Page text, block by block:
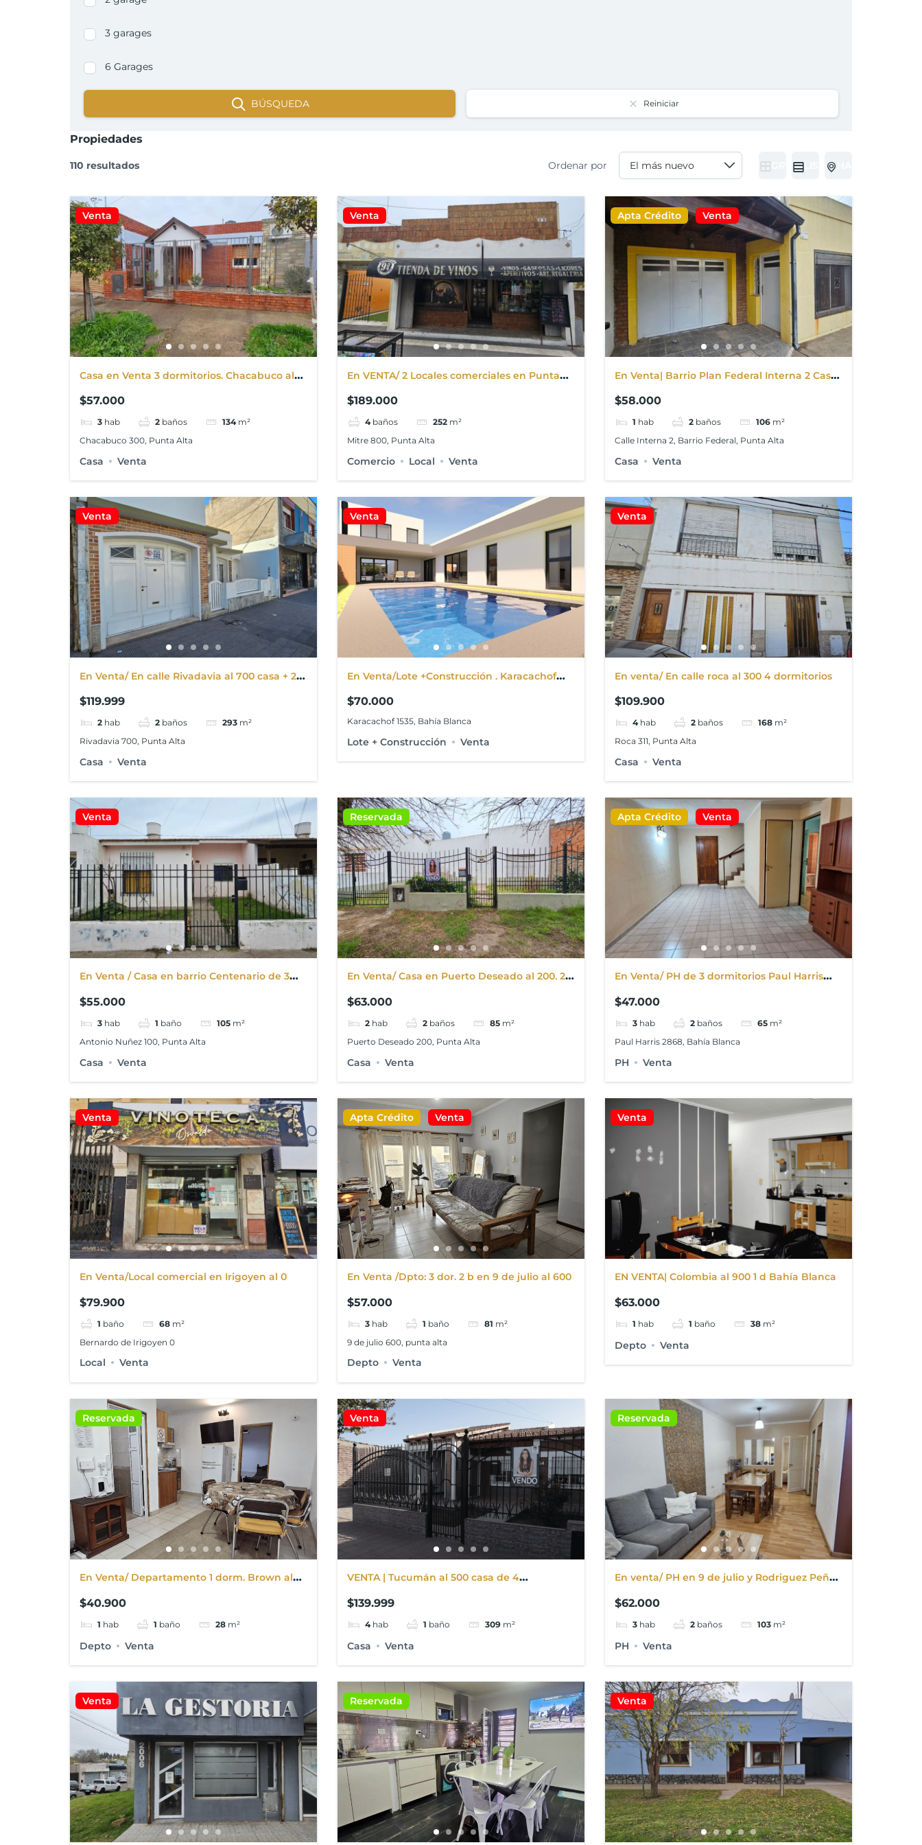
3 garages
6 Garages
BÚSQUEDA Reiniciar
Propiedades
110 resultados Ordenar por GRID
Venta
Casa en Venta 3 dormitorios. Chacabuco al
300
$57.000
3 hab 2 baños 134 m²
Chacabuco 300, Punta Alta
Casa Venta
Venta
En VENTA/ 2 Locales comerciales en Punta
Alta
$189.000
4 baños 252 m²
Mitre 800, Punta Alta
Comercio Local Venta
Apta Crédito Venta
En Venta| Barrio Plan Federal Interna 2 Casa
549
$58.000
1 hab 2 baños 106 m²
Calle Interna 2, Barrio Federal, Punta Alta
Casa Venta
Venta
En Venta/ En calle Rivadavia al 700 casa + 2
departamentos
$119.999
2 hab 2 baños 293 m²
Rivadavia 700, Punta Alta
Casa Venta
Venta
En Venta/Lote +Construcción . Karacachof
1535. Bahia Blanca
$70.000
Karacachof 1535, Bahía Blanca
Lote + Construcción Venta
Venta
En venta/ En calle roca al 300 4 dormitorios
$109.900
4 hab 2 baños 168 m²
Roca 311, Punta Alta
Casa Venta
Venta
En Venta / Casa en barrio Centenario de 3
$55.000
3 hab 1 baño 105 m²
Antonio Nuñez 100, Punta Alta
Casa Venta
Reservada
En Venta/ Casa en Puerto Deseado al 200. 2
$63.000
2 hab 2 baños 85 m²
Puerto Deseado 200, Punta Alta
Casa Venta
Apta Crédito Venta
En Venta/ PH de 3 dormitorios Paul Harris
$47.000
3 hab 2 baños 65 m²
Paul Harris 2868, Bahía Blanca
PH Venta
Venta
En Venta/Local comercial en Irigoyen al 0
$79.900
1 baño 68 m²
Bernardo de Irigoyen 0
Local Venta
Apta Crédito Venta
En Venta /Dpto: 3 dor. 2 b en 9 de julio al 600
$57.000
3 hab 1 baño 81 m²
9 de julio 600, punta alta
Depto Venta
Venta
EN VENTA| Colombia al 900 1 d Bahía Blanca
$63.000
1 hab 1 baño 38 m²
Depto Venta
Reservada
En Venta/ Departamento 1 dorm. Brown al
$40.900
1 hab 1 baño 28 m²
Depto Venta
Venta
VENTA | Tucumán al 500 casa de 4
$139.999
4 hab 1 baño 309 m²
Casa Venta
Reservada
En venta/ PH en 9 de julio y Rodriguez Peña
independiente. APTO PARA CRÉDITO
$62.000
3 hab 2 baños 103 m²
PH Venta
Venta Reservada Venta